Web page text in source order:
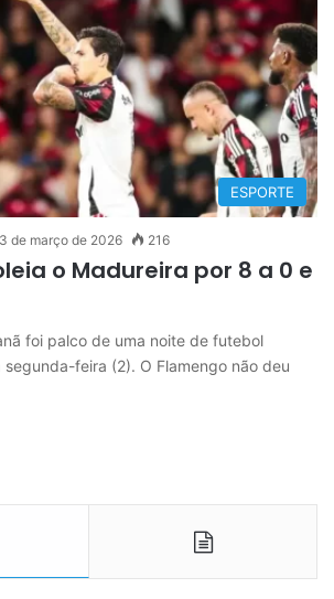
ESPORTE
3 de março de 2026 216
o Madureira por 8 a 0 e
foi palco de uma noite de futebol
feira (2). O Flamengo não deu